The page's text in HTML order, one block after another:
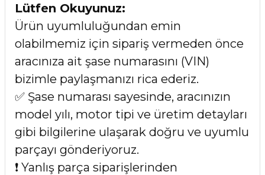
Lütfen Okuyunuz:
Ürün uyumluluğundan emin
olabilmemiz için sipariş vermeden önce
aracınıza ait şase numarasını (VIN)
bizimle paylaşmanızı rica ederiz.
✅ Şase numarası sayesinde, aracınızın
model yılı, motor tipi ve üretim detayları
gibi bilgilerine ulaşarak doğru ve uyumlu
parçayı gönderiyoruz.
❗ Yanlış parça siparişlerinden